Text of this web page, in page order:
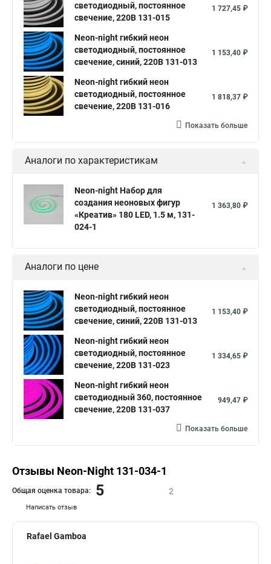
светодиодный, постоянное
свечение, 220В 131-015
1 727,45 ₽
Neon-night гибкий неон
светодиодный, постоянное
свечение, синий, 220В 131-013
1 153,40 ₽
Neon-night гибкий неон
светодиодный, постоянное
свечение, 220В 131-016
1 818,37 ₽
Показать больше
Аналоги по характеристикам
Neon-night Набор для
создания неоновых фигур
«Креатив» 180 LED, 1.5 м, 131-
024-1
1 363,80 ₽
Аналоги по цене
Neon-night гибкий неон
светодиодный, постоянное
свечение, синий, 220В 131-013
1 153,40 ₽
Neon-night гибкий неон
светодиодный, постоянное
свечение, 220В 131-023
1 334,65 ₽
Neon-night гибкий неон
светодиодный 360, постоянное
свечение, 220В 131-037
949,47 ₽
Показать больше
Отзывы Neon-Night 131-034-1
Написать отзыв
Общая оценка товара: 5 2
Rafael Gamboa